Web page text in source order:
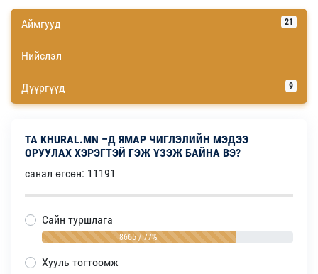
Аймгууд 21
Нийслэл
Дүүргүүд 9
ТА KHURAL.MN –Д ЯМАР ЧИГЛЭЛИЙН МЭДЭЭ
ОРУУЛАХ ХЭРЭГТЭЙ ГЭЖ ҮЗЭЖ БАЙНА ВЭ?
санал өгсөн: 11191
Сайн туршлага
8665 / 77%
Хууль тогтоомж